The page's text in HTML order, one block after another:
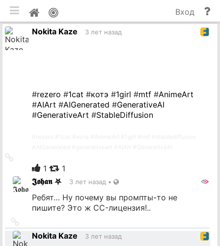
Мой
профиль
и
Вход
Nokita Kaze
3 лет назад
#rezero #1cat #котэ #1girl #mtf #AnimeArt
#AIArt #AIGenerated #GenerativeAI
#GenerativeArt #StableDiffusion
источник
1
1
𝕵𝖔𝖍𝖆𝖓 ⛧
3 лет назад •
Ребят… Ну почему вы промпты-то не
пишите? Это ж CC-лицензия!..
на
источник
Nokita Kaze 3 лет назад
мобильная версия